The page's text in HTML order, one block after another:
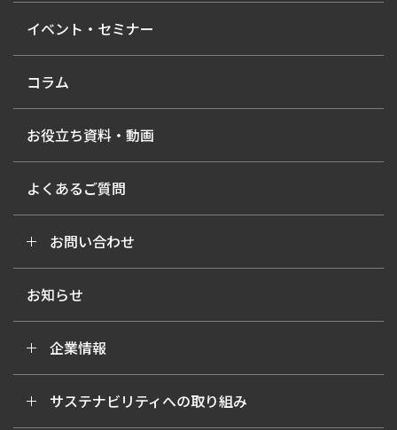
イベント・セミナー
コラム
お役立ち資料・動画
よくあるご質問
お問い合わせ
お知らせ
企業情報
サステナビリティへの取り組み